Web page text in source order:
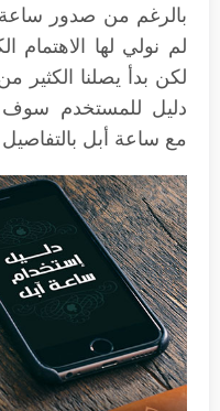
بالرغم من صدور ساعة
لم نولي لها الاهتمام
لكن بدأ يصلنا الكثير
دليل للمستخدم سوف
مع ساعة أبل